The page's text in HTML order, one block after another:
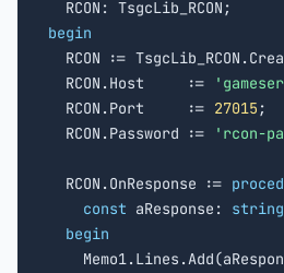
begin
RCON :=
  RCON.Host     :=
  RCON.Port     :=
27015 ;
  RCON.Password :=
'rcon-
  RCON.OnResponse :=
const aResponse: string
begin